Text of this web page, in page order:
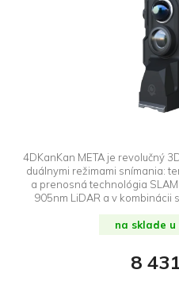
4DKanKan META je revolučný
duálnymi režimami snímania:
a prenosná technológia
905nm LiDAR a v kombinácii
mračná bodov s presnosťou až
modulmi, ako sú RTK,
Multifunkčné moduly kamery
na sklade
8